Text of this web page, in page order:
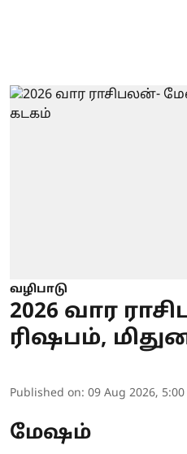
வழிபாடு
2026 வார
ரிஷபம்,
Published on: 09 Aug 2026, 5:00
மேஷம்